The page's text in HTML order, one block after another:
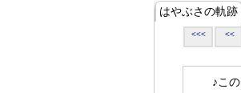
はやぶさの軌跡
<<< <<
♪この